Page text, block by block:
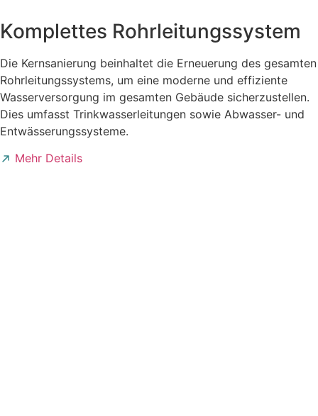
Komplettes Rohrleitungssystem
Die Kernsanierung beinhaltet die Erneuerung des gesamten
Rohrleitungssystems, um eine moderne und effiziente
Wasserversorgung im gesamten Gebäude sicherzustellen.
Dies umfasst Trinkwasserleitungen sowie Abwasser- und
Entwässerungssysteme.
Mehr Details